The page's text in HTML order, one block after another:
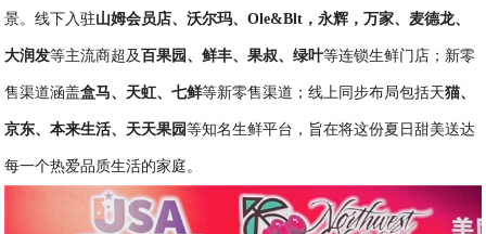
景。线下入驻山姆会员店、沃尔玛、Ole&Blt ，永辉，万家、麦德龙、
大润发等主流商超及百果园、鲜丰、果叔、绿叶等连锁生鲜门店；新零
售渠道涵盖盒马、天虹、七鲜等新零售渠道；线上同步布局包括天猫、
京东、本来生活、天天果园等知名生鲜平台，旨在将这份夏日甜美送达
每一个热爱品质生活的家庭。